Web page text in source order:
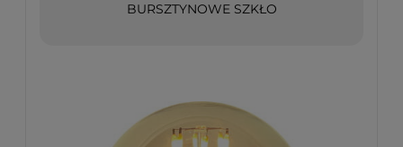
BURSZTYNOWE SZKŁO